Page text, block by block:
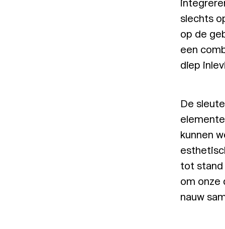
slechts
op de
een
diep
De
kunnen
tot stand
om onze
nauw